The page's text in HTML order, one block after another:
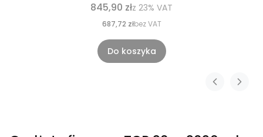
845,90 złz 23% VAT
687,72 złbez VAT
Do koszyka